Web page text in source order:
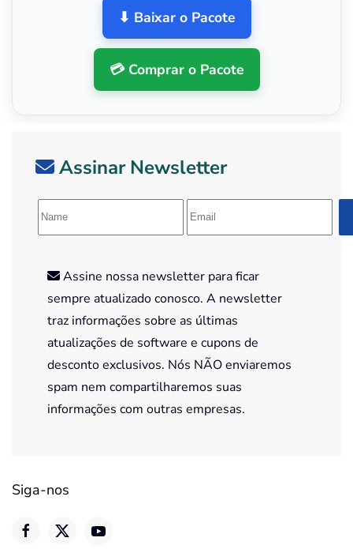
⬇ Baixar o Pacote
💳 Comprar o Pacote
Assinar Newsletter
Assine nossa newsletter para ficar
sempre atualizado conosco. A newsletter
traz informações sobre as últimas
atualizações de software e cupons de
desconto exclusivos. Nós NÃO enviaremos
spam nem compartilharemos suas
informações com outras empresas.
Siga-nos